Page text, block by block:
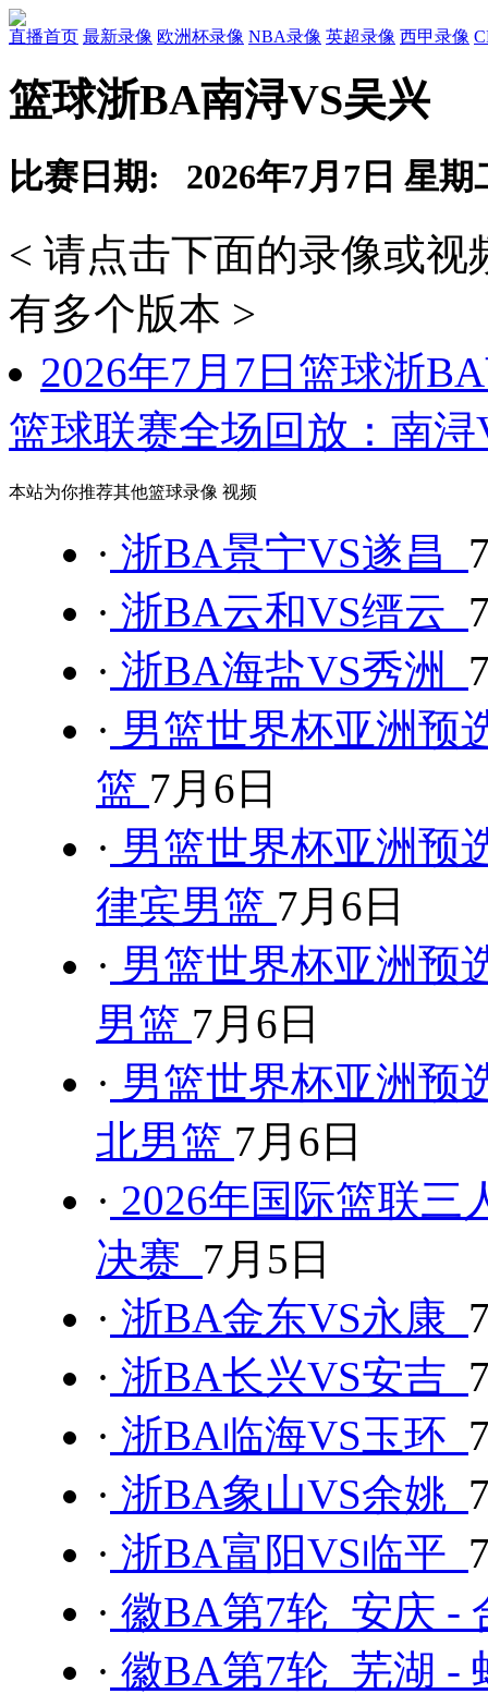
直播首页 最新录像 欧洲杯录像 NBA录像 英超录像 西甲录像
篮球浙BA南浔VS吴兴
比赛日期: 2026年7月7日 星期
< 请点击下面的录像或
有多个版本 >
2026年7月7日篮球浙
篮球联赛全场回放：南
本站为你推荐其他篮球录像 视频
· 浙BA景宁VS遂昌
· 浙BA云和VS缙云
· 浙BA海盐VS秀洲
· 男篮世界杯亚洲预
篮 7月6日
· 男篮世界杯亚洲预
律宾男篮 7月6日
· 男篮世界杯亚洲预
男篮 7月6日
· 男篮世界杯亚洲预
北男篮 7月6日
· 2026年国际篮联三
决赛 7月5日
· 浙BA金东VS永康
· 浙BA长兴VS安吉
· 浙BA临海VS玉环
· 浙BA象山VS余姚
· 浙BA富阳VS临平
· 徽BA第7轮 安庆 -
· 徽BA第7轮 芜湖 -